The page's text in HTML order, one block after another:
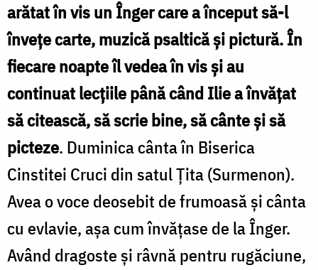
arătat în vis un Înger care a început să-l
înveţe carte, muzică psaltică şi pictură. În
fiecare noapte îl vedea în vis şi au
continuat lecţiile până când Ilie a învăţat
să citească, să scrie bine, să cânte şi să
picteze. Duminica cânta în Biserica
Cinstitei Cruci din satul Ţita (Surmenon).
Avea o voce deosebit de frumoasă şi cânta
cu evlavie, aşa cum învăţase de la Înger.
Având dragoste şi râvnă pentru rugăciune,